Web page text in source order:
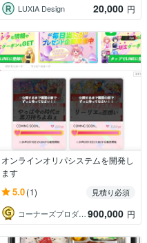
LUXIA Design 20,000 円
オンラインオリパシステムを開発し
ます
5.0(1)
見積り必須
コーナーズプロダクションズ株式会社 900,000 円